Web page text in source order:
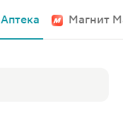
Аптека Магнит